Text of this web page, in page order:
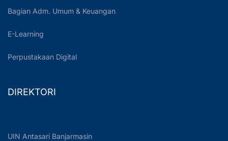
Bagian Adm. Umum & Keuangan
E-Learning
Perpustakaan Digital
DIREKTORI
UIN Antasari Banjarmasin